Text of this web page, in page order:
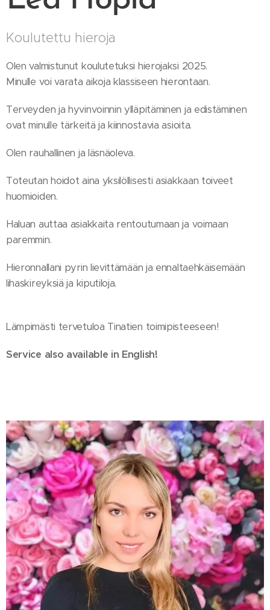
Koulutettu hieroja
Olen valmistunut koulutetuksi hierojaksi 2025.
Minulle voi varata aikoja klassiseen hierontaan.
Terveyden ja hyvinvoinnin ylläpitäminen ja edistäminen
ovat minulle tärkeitä ja kiinnostavia asioita.
Olen rauhallinen ja läsnäoleva.
Toteutan hoidot aina yksilöllisesti asiakkaan toiveet
huomioiden.
Haluan auttaa asiakkaita rentoutumaan ja voimaan
paremmin.
Hieronnallani pyrin lievittämään ja ennaltaehkäisemään
lihaskireyksiä ja kiputiloja.
Lämpimästi tervetuloa Tinatien toimipisteeseen!
Service also available in English!